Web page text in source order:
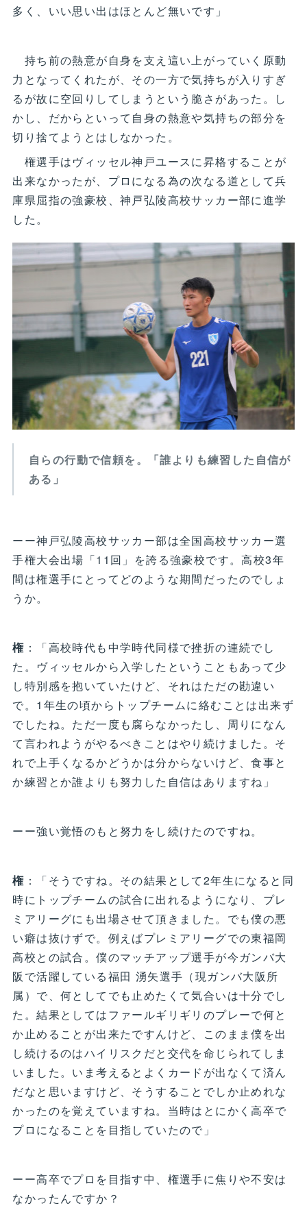
多く、いい思い出はほとんど無いです」
持ち前の熱意が自身を支え這い上がっていく原動
力となってくれたが、その一方で気持ちが入りすぎ
るが故に空回りしてしまうという脆さがあった。し
かし、だからといって自身の熱意や気持ちの部分を
切り捨てようとはしなかった。
権選手はヴィッセル神戸ユースに昇格することが
出来なかったが、プロになる為の次なる道として兵
庫県屈指の強豪校、神戸弘陵高校サッカー部に進学
した。
自らの行動で信頼を。「誰よりも練習した自信が
ある」
ーー神戸弘陵高校サッカー部は全国高校サッカー選
手権大会出場「11回」を誇る強豪校です。高校3年
間は権選手にとってどのような期間だったのでしょ
うか。
権 ：「高校時代も中学時代同様で挫折の連続でし
た。ヴィッセルから入学したということもあって少
し特別感を抱いていたけど、それはただの勘違い
で。1年生の頃からトップチームに絡むことは出来ず
でしたね。ただ一度も腐らなかったし、周りになん
て言われようがやるべきことはやり続けました。そ
れで上手くなるかどうかは分からないけど、食事と
か練習とか誰よりも努力した自信はありますね」
ーー強い覚悟のもと努力をし続けたのですね。
権 ：「そうですね。その結果として2年生になると同
時にトップチームの試合に出れるようになり、プレ
ミアリーグにも出場させて頂きました。でも僕の悪
い癖は抜けずで。例えばプレミアリーグでの東福岡
高校との試合。僕のマッチアップ選手が今ガンバ大
阪で活躍している福田 湧矢選手（現ガンバ大阪所
属）で、何としてでも止めたくて気合いは十分でし
た。結果としてはファールギリギリのプレーで何と
か止めることが出来たですんけど、このまま僕を出
し続けるのはハイリスクだと交代を命じられてしま
いました。いま考えるとよくカードが出なくて済ん
だなと思いますけど、そうすることでしか止めれな
かったのを覚えていますね。当時はとにかく高卒で
プロになることを目指していたので」
ーー高卒でプロを目指す中、権選手に焦りや不安は
なかったんですか？